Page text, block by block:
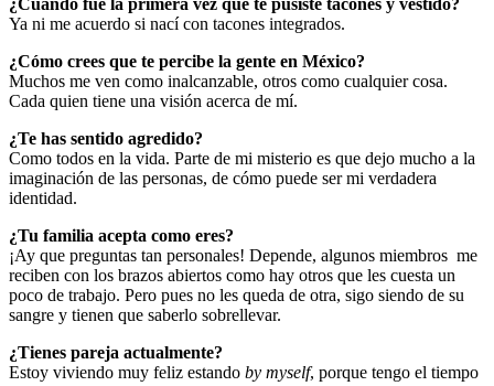
Ya ni me acuerdo si nací con tacones integrados.
¿Cómo crees que te percibe la gente en México?
Muchos me ven como inalcanzable, otros como cualquier cosa.
Cada quien tiene una visión acerca de mí.
¿Te has sentido agredido?
Como todos en la vida. Parte de mi misterio es que dejo mucho a la
imaginación de las personas, de cómo puede ser mi verdadera
identidad.
¿Tu familia acepta como eres?
¡Ay que preguntas tan personales! Depende, algunos miembros me
reciben con los brazos abiertos como hay otros que les cuesta un
poco de trabajo. Pero pues no les queda de otra, sigo siendo de su
sangre y tienen que saberlo sobrellevar.
¿Tienes pareja actualmente?
Estoy viviendo muy feliz estando by myself, porque tengo el tiempo